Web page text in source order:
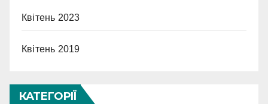
Квітень 2023
Квітень 2019
КАТЕГОРІЇ